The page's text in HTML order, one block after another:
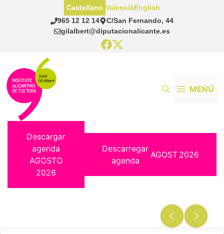
965 12 12 14
C/San Fernando, 44
gilalbert@diputacionalicante.es
Castellano ValenciàEnglish
MENÚ
Descargar
agenda
AGOSTO
2026
Descarregar
agenda
AGOST 2026